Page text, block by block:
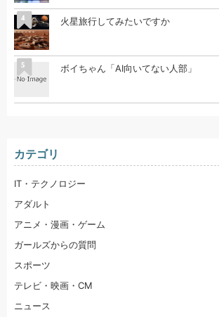
4 火星旅行してみたいですか
5 ボイちゃん「AI向いてない人部」
カテゴリ
IT・テクノロジー
アダルト
アニメ・漫画・ゲーム
ガールズからの質問
スポーツ
テレビ・映画・CM
ニュース